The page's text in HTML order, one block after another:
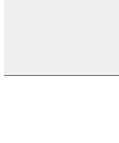
Buscar